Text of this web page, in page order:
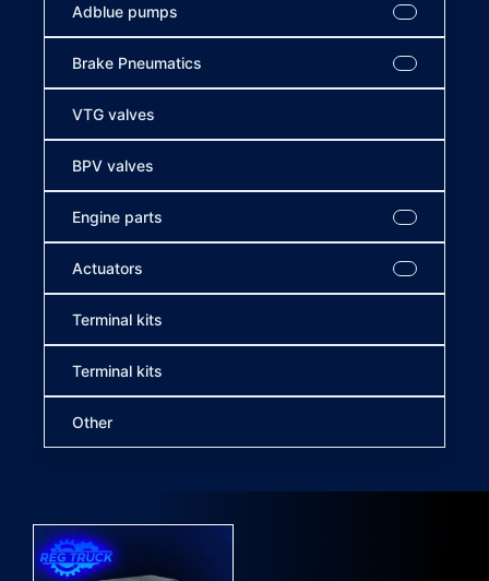
Adblue pumps
Brake Pneumatics
VTG valves
BPV valves
Engine parts
Actuators
Terminal kits
Terminal kits
Other